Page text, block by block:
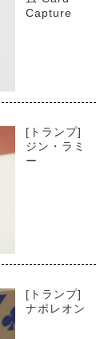
Capture
[トランプ]
ジン・ラミ
ー
[トランプ]
ナポレオン